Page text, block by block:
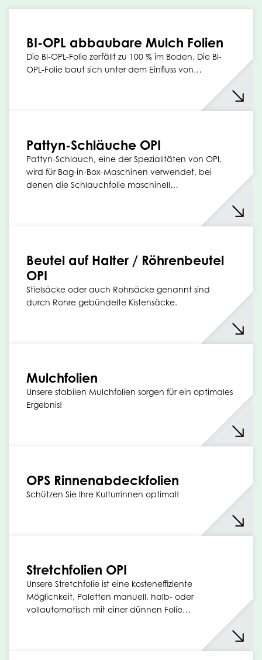
BI-OPL abbaubare Mulch Folien
Die BI-OPL-Folie zerfällt zu 100 % im Boden. Die BI-
OPL-Folie baut sich unter dem Einfluss von…
Pattyn-Schläuche OPI
Pattyn-Schlauch, eine der Spezialitäten von OPI,
wird für Bag-in-Box-Maschinen verwendet, bei
denen die Schlauchfolie maschinell…
Beutel auf Halter / Röhrenbeutel
OPI
Stielsäcke oder auch Rohrsäcke genannt sind
durch Rohre gebündelte Kistensäcke.
Mulchfolien
Unsere stabilen Mulchfolien sorgen für ein optimales
Ergebnis!
OPS Rinnenabdeckfolien
Schützen Sie Ihre Kulturrinnen optimal!
Stretchfolien OPI
Unsere Stretchfolie ist eine kosteneffiziente
Möglichkeit, Paletten manuell, halb- oder
vollautomatisch mit einer dünnen Folie…